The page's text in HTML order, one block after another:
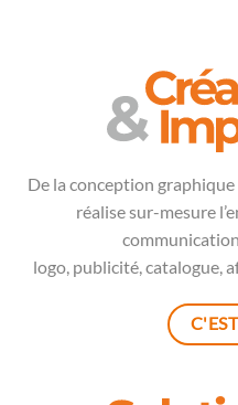
De la conception graphique
réalise sur-mesure
logo, publicité,catalogue,